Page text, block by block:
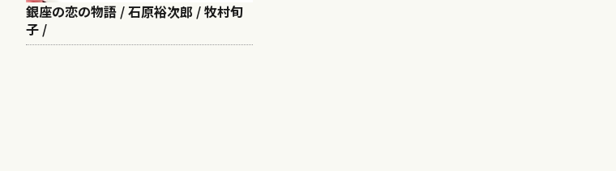
銀座の恋の物語 / 石原裕次郎 / 牧村旬
子 /